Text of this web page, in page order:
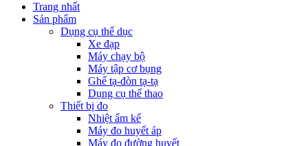
Trang nhất
Sản phẩm
Dụng cụ thể dục
Xe đạp
Máy chạy bộ
Máy tập cơ bụng
Ghế tạ-đòn tạ-tạ
Dụng cụ thể thao
Thiết bị đo
Nhiệt ẩm kế
Máy đo huyết áp
Máy đo đường huyết